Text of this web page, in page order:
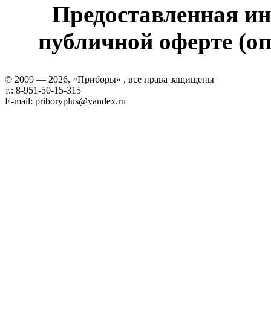
Предоставленная
публичной оферте
© 2009 — 2026, «Приборы» , все права защищены
т.: 8-951-50-15-315
E-mail: priboryplus@yandex.ru